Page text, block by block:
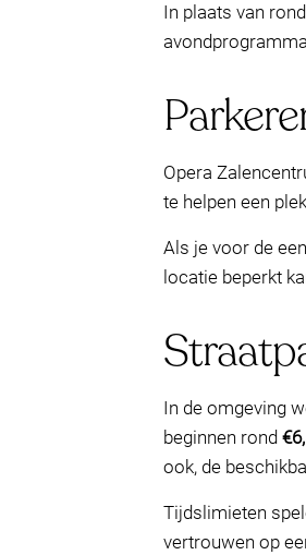
In plaats van
Opera
te helpen een
Als je voor de
locatie beperkt
In de omgeving
beginnen rond
ook, de
Tijdslimieten
vertrouwen op